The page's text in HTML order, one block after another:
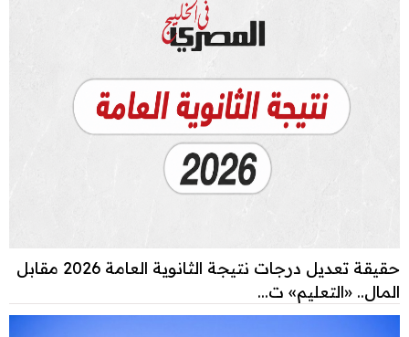
حقيقة تعديل درجات نتيجة الثانوية العامة 2026 مقابل
المال.. «التعليم» ت...